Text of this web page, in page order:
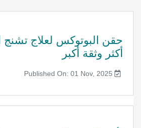
حقن البوتوكس لعلاج تشنج
أكثر وثقة أكبر